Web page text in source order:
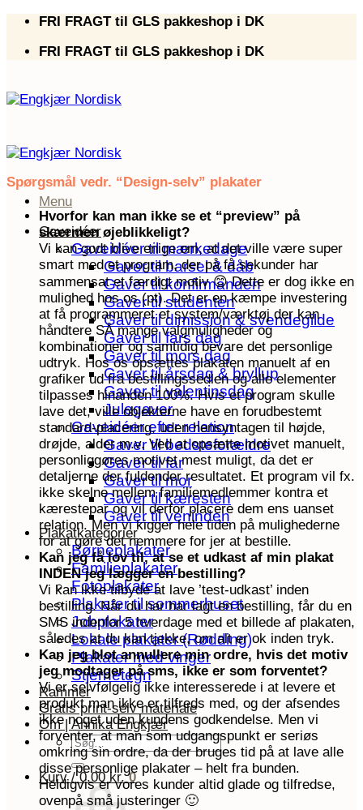
Fortsæt
indhold
FRI FRAGT til GLS pakkeshop i DK
FRI FRAGT til GLS pakkeshop i DK
Menu
Gaveidéer
Gaveidéer til mærkedage
Gaver til barsel & dåb
Gaver til konfirmanden
Gaver til studenten
Gaver til dimission & svendegilde
Gaver til fars dag
Gaver til mors dag
Gaver til årsdag & bryllup
Gaver til valentinsdag
Julegaver
Gaveidéer efter relation
Gaver til bedsteforældre
Gaver til far
Gaver til mor
Gaver til kæresten
Gaver til veninden
Plakatkategorier
Børneplakater
Familieplakater
Fotoplakater
Plakater til sommerhuset
Jobplakater
Lokale plakater (Rødding)
Plakater med vinger
Stjernetegn
Rammer
Gratis print-selv materiale
Om | Annika Engkjær
Søg
efter:
Kurv /0.00kr. 0
Spørgsmål vedr. “Design-selv” plakater
Hvorfor kan man ikke se et “preview” på
skærmen øjeblikkeligt?
Vi kan godt blive enige om, at det ville være super
smart med et program, der på få sekunder har
sammensat et færdigt motiv 😊 Dette er dog ikke en
mulighed hos os (pt). Det er en kæmpe investering
at få programmeret et system/værktøj der kan
håndtere SÅ mange valgmuligheder og
kombinationer og samtidig bevare det personlige
udtryk. Hos os opsættes plakaten manuelt af en
grafiker ud fra bestillingssedlen og alle elementer
tilpasses hinanden 100%. Hvis et program skulle
lave det, ville objekterne have en forudbestemt
standard-placering, uden hensyntagen til højde,
drøjde, alder m.v. Ved at opsætte motivet manuelt,
personliggøres motivet mest muligt, da det er
detaljerne der fuldender resultatet. Et program vil fx.
ikke skelne mellem familiemedlemmer kontra et
kærestepar og vil derfor placere dem ens uanset
relation. Men vi kigger hele tiden på mulighederne
for at gøre det nemmere for jer at bestille.
Kan jeg få lov til, at se et udkast af min plakat
INDEN jeg lægger en bestilling?
Vi kan ikke tilbyde at lave ’test-udkast’ inden
bestilling. Når du har har lagt en bestilling, får du en
SMS indenfor 5 hverdage med et billede af plakaten,
således at du kan tjekke, om alt er ok inden tryk.
Kan jeg blot annullere min ordre, hvis det motiv
jeg modtager på sms, ikke er som forventet?
Vi er selvfølgelig ikke interesserede i at levere et
produkt man ikke er tilfreds med, og der afsendes
ikke noget uden kundens godkendelse. Men vi
forventer, at man som udgangspunkt er seriøs
omkring sin ordre, da der bruges tid på at lave alle
disse personlige plakater – helt fra bunden.
Heldigvis er vores kunder altid glade og tilfredse,
ovenpå små justeringer 🙂